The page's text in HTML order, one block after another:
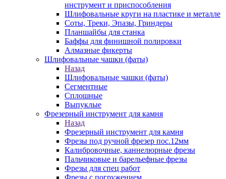
инструмент и приспособления
Шлифовальные круги на пластике и металле
Соты, Треки, Эпазы, Гриндеры
Планшайбы для станка
Баффы для финишной полировки
Алмазные фикерты
Шлифовальные чашки (фаты)
Назад
Шлифовальные чашки (фаты)
Сегментные
Сплошные
Выпуклые
Фрезерный инструмент для камня
Назад
Фрезерный инструмент для камня
Фрезы под ручной фрезер пос.12мм
Калибровочные, каннелюрные фрезы
Пальчиковые и барельефные фрезы
Фрезы для спец работ
Фрезы с погружением